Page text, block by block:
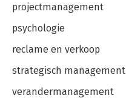
projectmanagement
psychologie
reclame en verkoop
strategisch management
verandermanagement